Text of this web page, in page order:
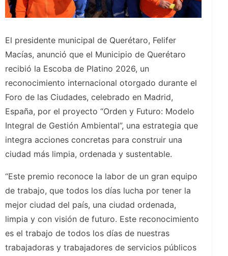
El presidente municipal de Querétaro, Felifer
Macías, anunció que el Municipio de Querétaro
recibió la Escoba de Platino 2026, un
reconocimiento internacional otorgado durante el
Foro de las Ciudades, celebrado en Madrid,
España, por el proyecto “Orden y Futuro: Modelo
Integral de Gestión Ambiental”, una estrategia que
integra acciones concretas para construir una
ciudad más limpia, ordenada y sustentable.
“Este premio reconoce la labor de un gran equipo
de trabajo, que todos los días lucha por tener la
mejor ciudad del país, una ciudad ordenada,
limpia y con visión de futuro. Este reconocimiento
es el trabajo de todos los días de nuestras
trabajadoras y trabajadores de servicios públicos